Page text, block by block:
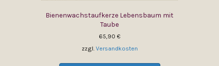
Bienenwachstaufkerze Lebensbaum mit
Taube
65,90 €
zzgl. Versandkosten